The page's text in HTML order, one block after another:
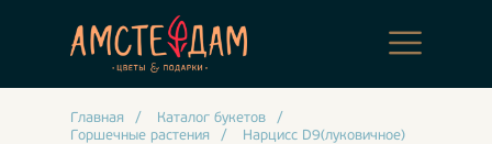
Главная / Каталог букетов
/
Горшечные растения
/ Нарцисс D9(луковичное)